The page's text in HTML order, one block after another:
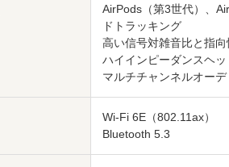
AirPods（第3世代）、
ドトラッキング
高い信号対雑音比と指
ハイインピーダンスヘ
マルチチャンネルオー
Wi-Fi 6E（802.11ax）
Bluetooth 5.3